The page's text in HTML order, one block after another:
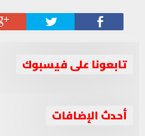
تابعونا على فيسبوك
أحدث الإضافات